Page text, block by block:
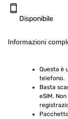
Disponibile
Informazioni
Questa è
telefono.
Basta
eSIM.